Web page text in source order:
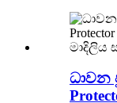
ධාවන